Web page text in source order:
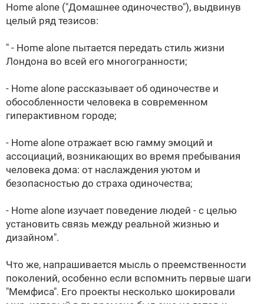
Home alone ("Домашнее одиночество"), выдвинув
целый ряд тезисов:
" - Home alone пытается передать стиль жизни
Лондона во всей его многогранности;
- Home alone рассказывает об одиночестве и
обособленности человека в современном
гиперактивном городе;
- Home alone отражает всю гамму эмоций и
ассоциаций, возникающих во время пребывания
человека дома: от наслаждения уютом и
безопасностью до страха одиночества;
- Home alone изучает поведение людей - с целью
установить связь между реальной жизнью и
дизайном".
Что же, напрашивается мысль о преемственности
поколений, особенно если вспомнить первые шаги
"Мемфиса". Его проекты несколько шокировали